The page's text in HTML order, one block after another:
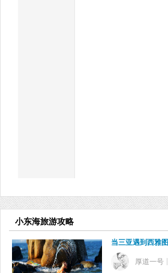
小东海旅游攻略
当三亚遇到西雅图
厚道一号